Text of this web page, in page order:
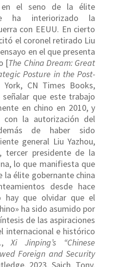
en el seno de la élite
ha interiorizado la
con EEUU. En cierto
el coronel retirado Liu
en el que presenta
[The China Dream: Great
Posture in the Post-
York, CN Times Books,
que este trabajo
en chino en 2010, y
la autorización del
de haber sido
general Liu Yazhou,
tercer presidente de la
lo que manifiesta que
la élite gobernante china
desde hace
hay que olvidar que el
ha sido asumido por
de las aspiraciones
internacional e histórico
Xi Jinping’s “Chinese
Foreign and Security